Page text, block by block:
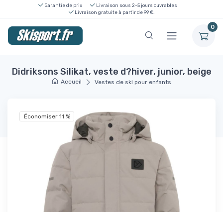
Garantie de prix
Livraison sous 2-5 jours ouvrables
Livraison gratuite à partir de 99 €.
0
Didriksons Silikat, veste d?hiver, junior, beige
Accueil Vestes de ski pour enfants
Économiser 11 %